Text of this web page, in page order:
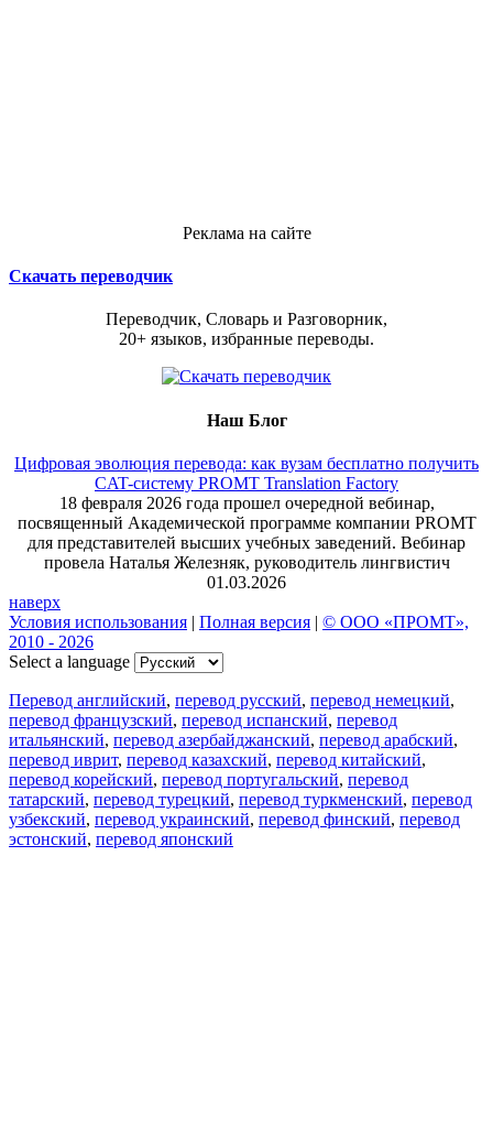
Реклама на сайте
Скачать переводчик
Переводчик, Словарь и Разговорник,
20+ языков, избранные переводы.
Наш Блог
Цифровая эволюция перевода: как вузам бесплатно получить
CAT-систему PROMT Translation Factory
18 февраля 2026 года прошел очередной вебинар,
посвященный Академической программе компании PROMT
для представителей высших учебных заведений. Вебинар
провела Наталья Железняк, руководитель лингвистич
01.03.2026
наверх
Условия использования | Полная версия | © ООО «ПРОМТ»,
2010 - 2026
Select a language
Перевод английский, перевод русский, перевод немецкий,
перевод французский, перевод испанский, перевод
итальянский, перевод азербайджанский, перевод арабский,
перевод иврит, перевод казахский, перевод китайский,
перевод корейский, перевод португальский, перевод
татарский, перевод турецкий, перевод туркменский, перевод
узбекский, перевод украинский, перевод финский, перевод
эстонский, перевод японский